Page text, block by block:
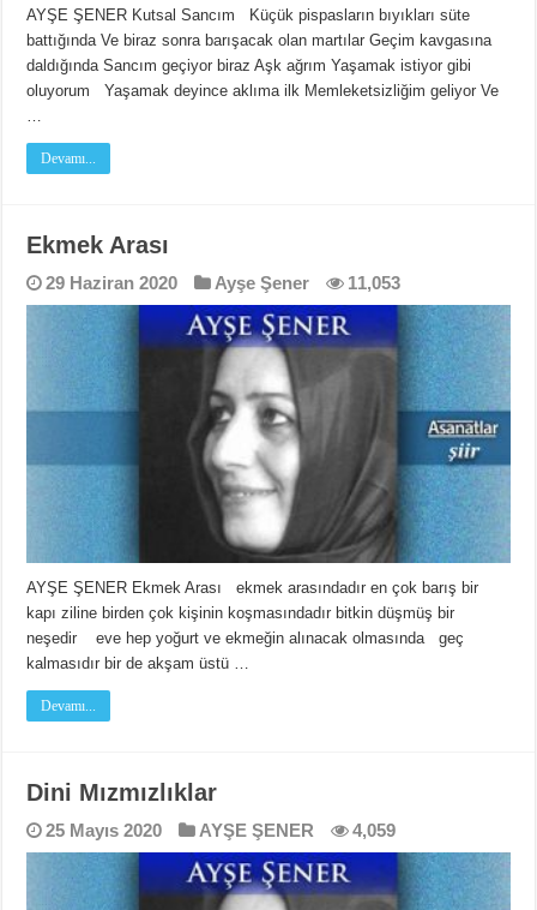
AYŞE ŞENER Kutsal Sancım Küçük pispasların bıyıkları süte
battığında Ve biraz sonra barışacak olan martılar Geçim kavgasına
daldığında Sancım geçiyor biraz Aşk ağrım Yaşamak istiyor gibi
oluyorum Yaşamak deyince aklıma ilk Memleketsizliğim geliyor Ve
Devamı...
Ekmek Arası
29 Haziran 2020 Ayşe Şener 11,053
AYŞE ŞENER Ekmek Arası ekmek arasındadır en çok barış bir
kapı ziline birden çok kişinin koşmasındadır bitkin düşmüş bir
neşedir eve hep yoğurt ve ekmeğin alınacak olmasında geç
kalmasıdır bir de akşam üstü …
Devamı...
Dini Mızmızlıklar
25 Mayıs 2020 AYŞE ŞENER 4,059